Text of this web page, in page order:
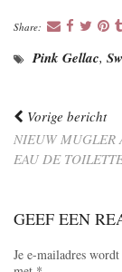
Share:
Pink Gellac,
Vorige bericht
NIEUW MUGLER
EAU DE
GEEF EEN
Je e-mailadres